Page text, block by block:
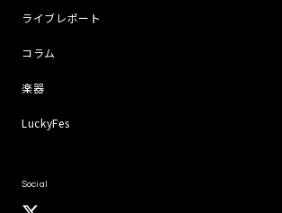
ライブレポート
コラム
楽器
LuckyFes
Social